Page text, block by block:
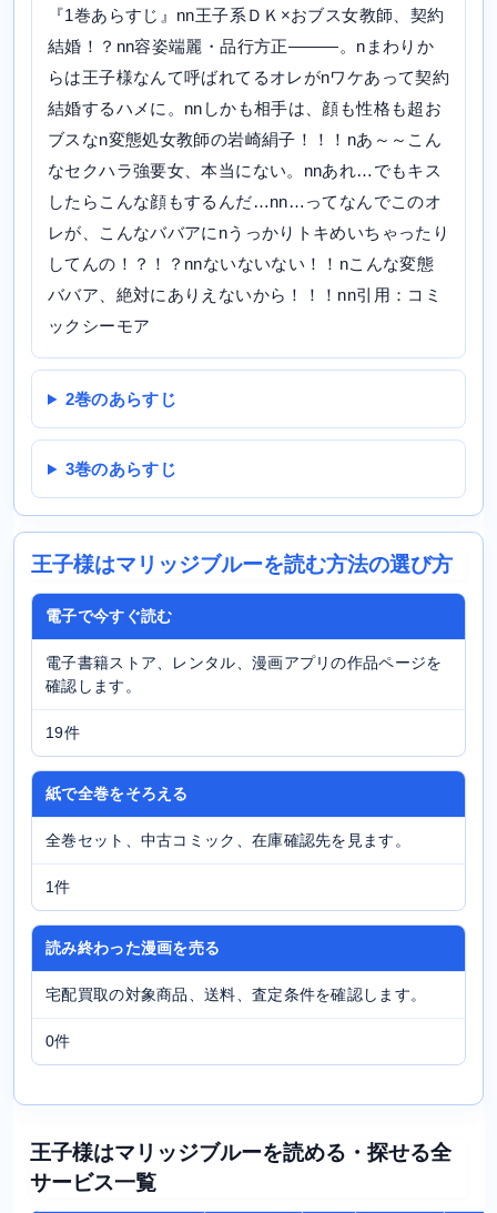
『1巻あらすじ』nn王子系ＤＫ×おブス女教師、契約
結婚！？nn容姿端麗・品行方正―――。nまわりか
らは王子様なんて呼ばれてるオレがnワケあって契約
結婚するハメに。nnしかも相手は、顔も性格も超お
ブスなn変態処女教師の岩崎絹子！！！nあ～～こん
なセクハラ強要女、本当にない。nnあれ…でもキス
したらこんな顔もするんだ…nn…ってなんでこのオ
レが、こんなババアにnうっかりトキめいちゃったり
してんの！？！？nnないないない！！nこんな変態
ババア、絶対にありえないから！！！nn引用：コミ
ックシーモア
2巻のあらすじ
3巻のあらすじ
王子様はマリッジブルーを読む方法の選び方
電子で今すぐ読む
電子書籍ストア、レンタル、漫画アプリの作品ページを
確認します。
19件
紙で全巻をそろえる
全巻セット、中古コミック、在庫確認先を見ます。
1件
読み終わった漫画を売る
宅配買取の対象商品、送料、査定条件を確認します。
0件
王子様はマリッジブルーを読める・探せる全
サービス一覧